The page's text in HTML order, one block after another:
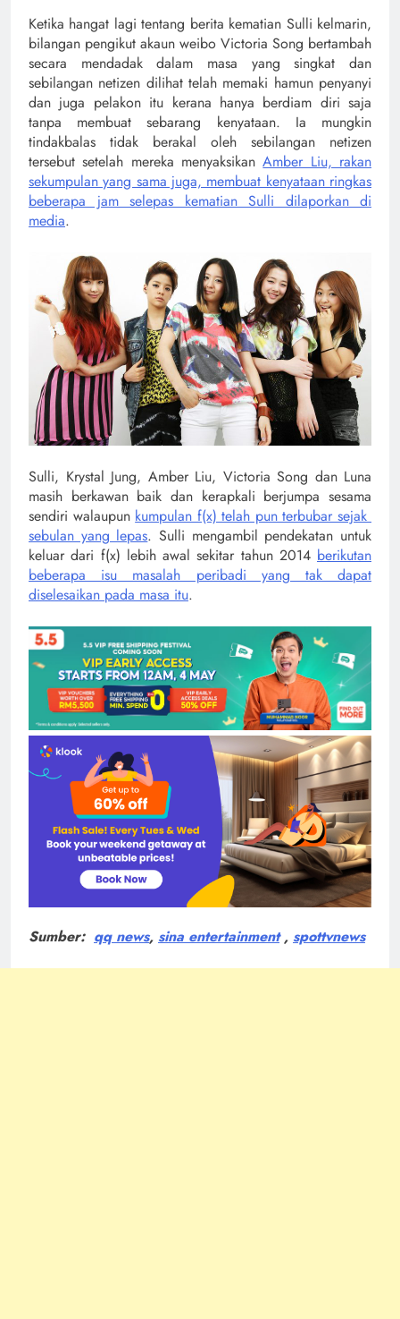
Ketika hangat lagi tentang berita kematian Sulli kelmarin,
bilangan pengikut akaun weibo Victoria Song bertambah
secara mendadak dalam masa yang singkat dan
sebilangan netizen dilihat telah memaki hamun penyanyi
dan juga pelakon itu kerana hanya berdiam diri saja
tanpa membuat sebarang kenyataan. Ia mungkin
tindakbalas tidak berakal oleh sebilangan netizen
tersebut setelah mereka menyaksikanAmber Liu, rakan
sekumpulan yang sama juga, membuat kenyataan ringkas
beberapa jam selepas kematian Sulli dilaporkan di
media.
Sulli, Krystal Jung, Amber Liu, Victoria Song dan Luna
masih berkawan baik dan kerapkali berjumpa sesama
sendiri walaupun kumpulan f(x) telah pun terbubar sejak
sebulan yang lepas. Sulli mengambil pendekatan untuk
keluar dari f(x) lebih awal sekitar tahun 2014 berikutan
beberapa isu masalah peribadi yang tak dapat
diselesaikan pada masa itu.
Sumber: qq news, sina entertainment, spottvnews